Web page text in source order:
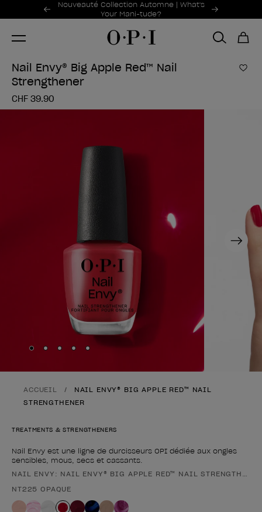
Offres promotionnelles
Nouveauté Collection Automne | What's
Your Mani-tude?
Item 1 of 2
Nail Envy® Big Apple Red™ Nail
Strengthener
CHF 39.90
Next
Skip to slide
Skip to slide
Skip to slide
Skip to slide
Skip to slide
ACCUEIL
NAIL ENVY® BIG APPLE RED™ NAIL
STRENGTHENER
TREATMENTS & STRENGTHENERS
Nail Envy est une ligne de durcisseurs OPI dédiée aux ongles
sensibles, mous, secs et cassants.
Forme du produit
NAIL ENVY: NAIL ENVY® BIG APPLE RED™ NAIL STRENGTHENER
NT225 OPAQUE